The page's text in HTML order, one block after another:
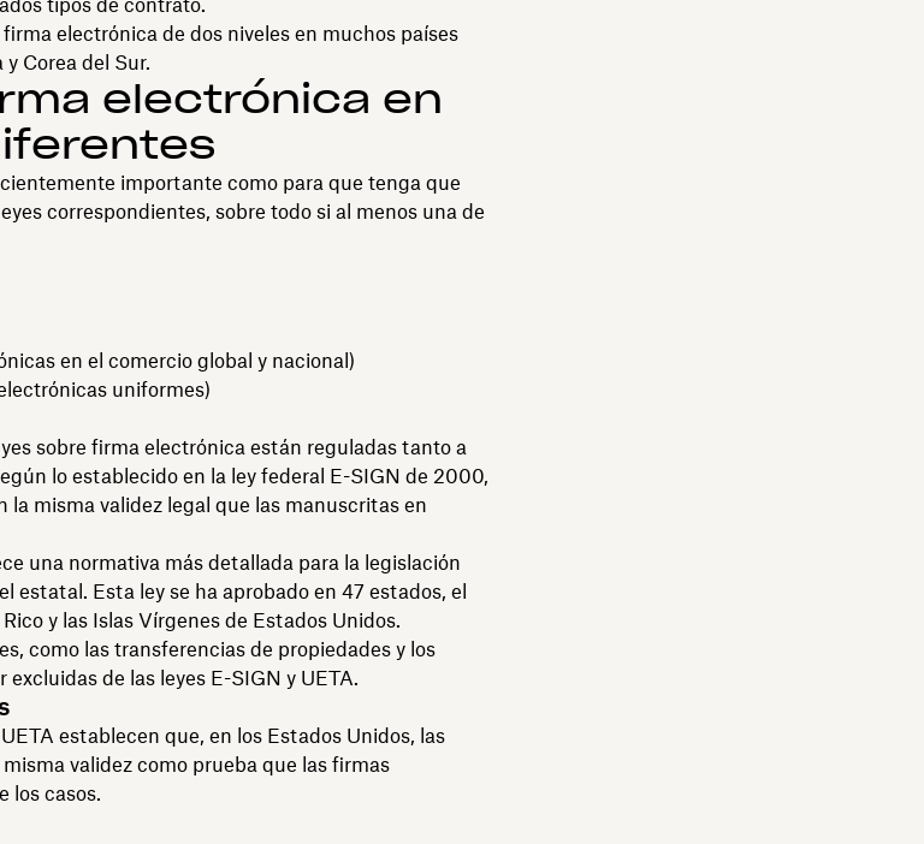
electrónica de dos niveles en muchos países
Corea del Sur.
electrónica en
importante como para que tenga que
correspondientes, sobre todo si al menos una de
en el comercio global y nacional)
uniformes)
sobre firma electrónica están reguladas tanto a
lo establecido en la ley federal E-SIGN de 2000,
la misma validez legal que las manuscritas en
una normativa más detallada para la legislación
estatal. Esta ley se ha aprobado en 47 estados, el
y las Islas Vírgenes de Estados Unidos.
como las transferencias de propiedades y los
de las leyes E-SIGN y UETA.
establecen que, en los Estados Unidos, las
validez como prueba que las firmas
los casos.